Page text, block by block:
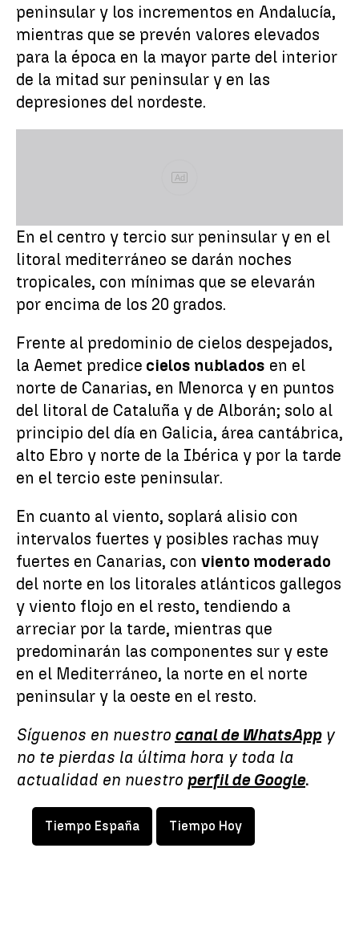
peninsular y los incrementos en Andalucía,
mientras que se prevén valores elevados
para la época en la mayor parte del interior
de la mitad sur peninsular y en las
depresiones del nordeste.
Ad
En el centro y tercio sur peninsular y en el
litoral mediterráneo se darán noches
tropicales, con mínimas que se elevarán
por encima de los 20 grados.
Frente al predominio de cielos despejados,
la Aemet predice cielos nublados en el
norte de Canarias, en Menorca y en puntos
del litoral de Cataluña y de Alborán; solo al
principio del día en Galicia, área cantábrica,
alto Ebro y norte de la Ibérica y por la tarde
en el tercio este peninsular.
En cuanto al viento, soplará alisio con
intervalos fuertes y posibles rachas muy
fuertes en Canarias, con viento moderado
del norte en los litorales atlánticos gallegos
y viento flojo en el resto, tendiendo a
arreciar por la tarde, mientras que
predominarán las componentes sur y este
en el Mediterráneo, la norte en el norte
peninsular y la oeste en el resto.
Síguenos en nuestro canal de WhatsAppy
no te pierdas la última hora y toda la
actualidad en nuestro perfil de Google.
Tiempo España Tiempo Hoy